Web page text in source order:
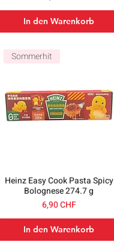
In den Warenkorb
Sommerhit
Heinz Easy Cook Pasta Spicy
Bolognese 274.7 g
Preis
6,90 CHF
In den Warenkorb